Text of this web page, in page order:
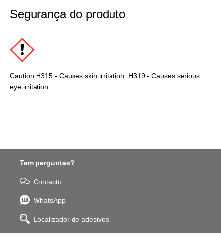
Segurança do produto
Caution H315 - Causes skin irritation. H319 - Causes serious
eye irritation.
Tem perguntas?
Contacto
WhatsApp
Localizador de adesivos